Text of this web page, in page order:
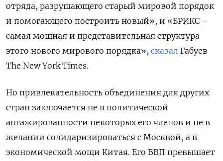
отряда, разрушающего старый мировой порядок
и помогающего построить новый», и «БРИКС –
самая мощная и представительная структура
этого нового мирового порядка», сказал Габуев
The New York Times.
Но привлекательность объединения для других
стран заключается не в политической
ангажированности некоторых его членов и не в
желании солидаризироваться с Москвой, а в
экономической мощи Китая. Его ВВП превышает